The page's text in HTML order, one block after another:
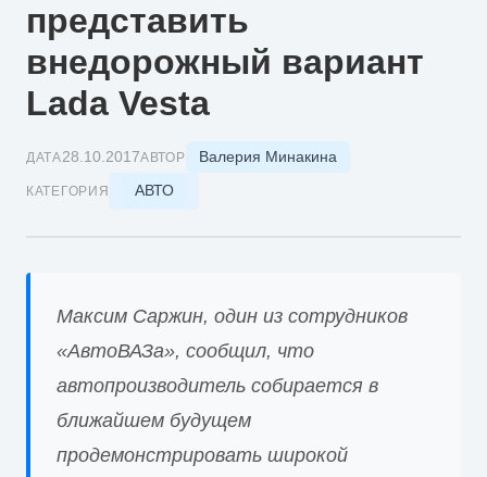
представить
внедорожный вариант
Lada Vesta
ДАТА28.10.2017АВТОР Валерия Минакина
КАТЕГОРИЯ АВТО
Максим Саржин, один из сотрудников
«АвтоВАЗа», сообщил, что
автопроизводитель собирается в
ближайшем будущем
продемонстрировать широкой